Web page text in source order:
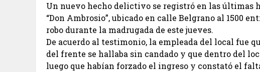
Un nuevo hecho delictivo se registró en las últimas
“Don Ambrosio”, ubicado en calle Belgrano al 1500
robo durante la madrugada de este jueves.
De acuerdo al testimonio, la empleada del local fue
del frente se hallaba sin candado y que dentro del
luego que habían forzado el ingreso y constató el